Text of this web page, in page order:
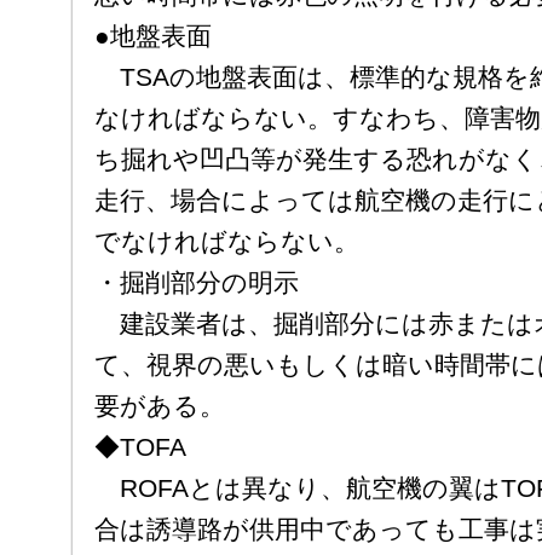
●地盤表面
TSAの地盤表面は、標準的な規格を
なければならない。すなわち、障害
ち掘れや凹凸等が発生する恐れがな
走行、場合によっては航空機の走行
でなければならない。
・掘削部分の明示
建設業者は、掘削部分には赤また
て、視界の悪いもしくは暗い時間帯
要がある。
◆TOFA
ROFAとは異なり、航空機の翼は
合は誘導路が供用中であっても工事